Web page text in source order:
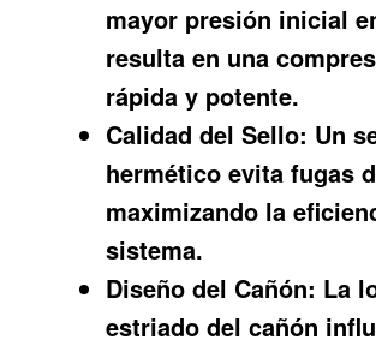
mayor presión inicial
resulta en una
rápida y potente.
Calidad del Sello: Un
hermético evita fugas
maximizando la
sistema.
Diseño del Cañón: La
estriado del cañón